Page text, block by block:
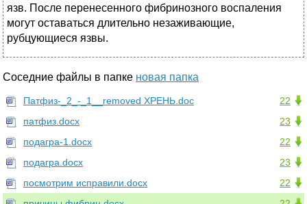
язв. После перенесенного фибринозного воспаления
могут оставаться длительно незаживающие,
рубцующиеся язвы.
Соседние файлы в папке новая папка
22
Патфиз-_2_-_1__removed ХРЕНЬ.doc
23
патфиз.docx
22
подагра-1.docx
23
подагра.docx
22
посмотрим исправили.docx